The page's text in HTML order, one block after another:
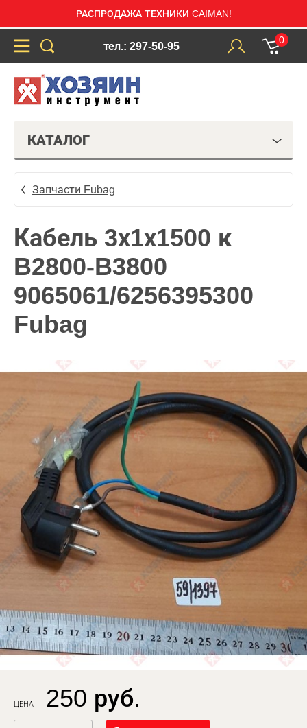
РАСПРОДАЖА ТЕХНИКИ CAIMAN!
тел.: 297-50-95
0
КАТАЛОГ
Запчасти Fubag
Кабель 3х1х1500 к
B2800-B3800
9065061/6256395300
Fubag
ЦЕНА 250 руб.